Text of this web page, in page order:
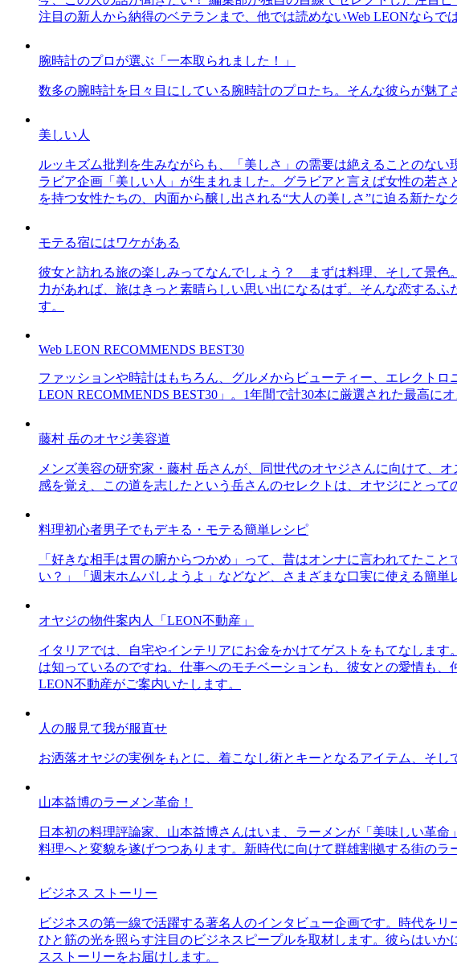
注目の新人から納得のベテランまで、他では読めないWeb LEONならで
腕時計のプロが選ぶ「一本取られました！」
数多の腕時計を日々目にしている腕時計のプロたち。そんな彼らが魅
美しい人
ルッキズム批判を生みながらも、「美しさ」の需要は絶えることのな
ラビア企画「美しい人」が生まれました。グラビアと言えば女性の若
を持つ女性たちの、内面から醸し出される“大人の美しさ”に迫る新たな
モテる宿にはワケがある
彼女と訪れる旅の楽しみってなんでしょう？ まずは料理、そして景色
力があれば、旅はきっと素晴らしい思い出になるはず。そんな恋する
す。
Web LEON RECOMMENDS BEST30
ファッションや時計はもちろん、グルメからビューティー、エレクト
LEON RECOMMENDS BEST30」。1年間で計30本に厳選された最高に
藤村 岳のオヤジ美容道
メンズ美容の研究家・藤村 岳さんが、同世代のオヤジさんに向けて、
感を覚え、この道を志したという岳さんのセレクトは、オヤジにとって
料理初心者男子でもデキる・モテる簡単レシピ
「好きな相手は胃の腑からつかめ」って、昔はオンナに言われてたこ
い？」「週末ホムパしようよ」などなど、さまざまな口実に使える簡単
オヤジの物件案内人「LEON不動産」
イタリアでは、自宅やインテリアにお金をかけてゲストをもてなしま
は知っているのですね。仕事へのモチベーションも、彼女との愛情も
LEON不動産がご案内いたします。
人の服見て我が服直せ
お洒落オヤジの実例をもとに、着こなし術とキーとなるアイテム、そし
山本益博のラーメン革命！
日本初の料理評論家、山本益博さんはいま、ラーメンが「美味しい革
料理へと変貌を遂げつつあります。新時代に向けて群雄割拠する街のラ
ビジネス ストーリー
ビジネスの第一線で活躍する著名人のインタビュー企画です。時代を
ひと筋の光を照らす注目のビジネスピープルを取材します。彼らはい
スストーリーをお届けします。